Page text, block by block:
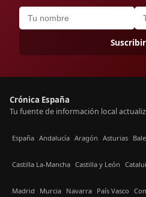
Crónica España
Tu fuente de información local
España Andalucía Aragón Asturias
Castilla La-Mancha Castilla y León
Madrid Murcia Navarra País Vasco